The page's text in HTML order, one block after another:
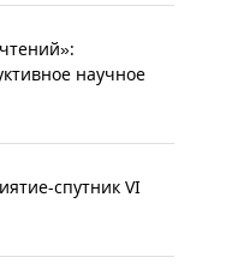
научное
спутник VI